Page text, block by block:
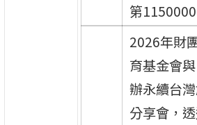
第
2026年財
育基金會
辦永續台
分享會，